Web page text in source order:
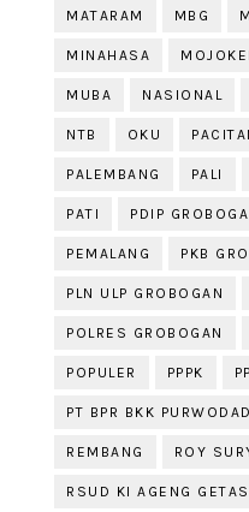
MATARAM MBG
MINAHASA
MUBA NASIONAL
NTB OKU
PALEMBANG PALI
PATI PDIP
PEMALANG PKB
PLN ULP GROBOGAN
POLRES GROBOGAN
POPULER PPPK
PT BPR BKK
REMBANG ROY
RSUD KI AGENG